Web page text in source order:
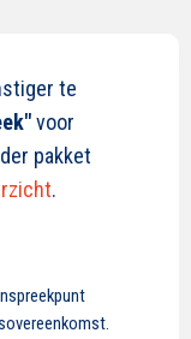
te
voor
pakket
.